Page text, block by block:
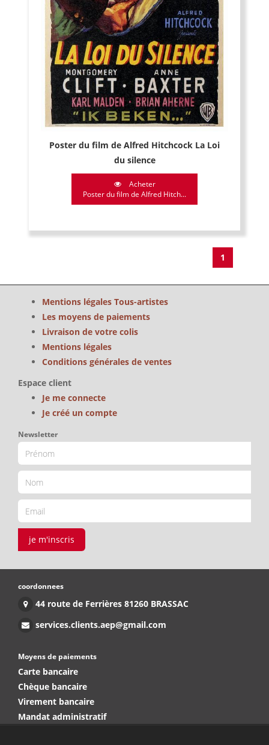
Poster du film de Alfred Hitchcock La Loi
du silence
Acheter
Poster du film de Alfred Hitch...
1
Mentions légales Tous-artistes
Les moyens de paiements
Livraison de votre colis
Mentions légales
Conditions générales de ventes
Espace client
Je me connecte
Je créé un compte
Newsletter
je m'inscris
coordonnees
44 route de Ferrières 81260 BRASSAC
services.clients.aep@gmail.com
Moyens de paiements
Carte bancaire
Chèque bancaire
Virement bancaire
Mandat administratif